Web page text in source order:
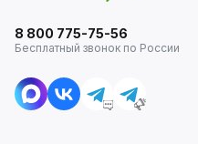
8 800 775-75-56
Бесплатный звонок по России